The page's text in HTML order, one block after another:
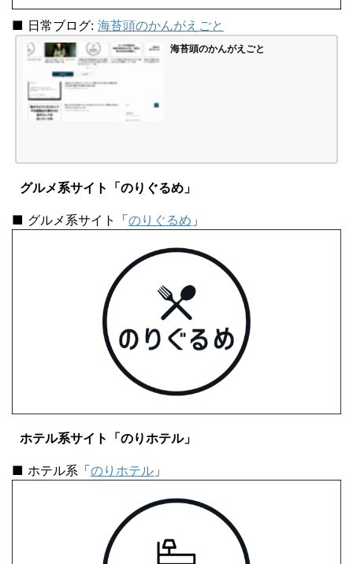
■ 日常ブログ: 海苔頭のかんがえごと
海苔頭のかんがえごと
グルメ系サイト「のりぐるめ」
■ グルメ系サイト「のりぐるめ 」
ホテル系サイト「のりホテル」
■ ホテル系「のりホテル 」